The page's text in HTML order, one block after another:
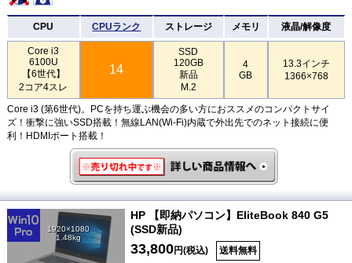
CPU CPUランク ストレージ メモリ 液晶/解像度
Core i3
6100U
【6世代】
2コア4スレ
14
SSD
120GB
新品
M.2
4
GB
13.3インチ
1366×768
Core i3 (第6世代)。PCを持ち運ぶ機会の多い方におススメのコンパクトサイ
ズ！衝撃に強いSSD搭載！無線LAN(Wi-Fi)内蔵で外出先でのネット接続に便
利！HDMIポート搭載！
1920×1080
1.48kg
HP 【即納パソコン】EliteBook 840 G5
(SSD新品)
33,800円(税込) 送料無料